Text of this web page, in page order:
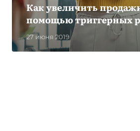
27 июня 2019
Как увеличить
помощью триггерных